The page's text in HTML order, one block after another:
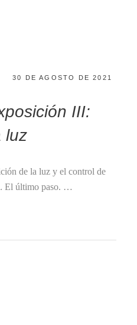
30 DE AGOSTO DE 2021
III:
luz
de la luz y el control de
El último paso. …